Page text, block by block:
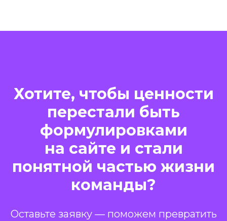
Хотите, чтобы ценности
перестали быть
формулировками
на сайте и стали
понятной частью жизни
команды?
Оставьте заявку — поможем превратить